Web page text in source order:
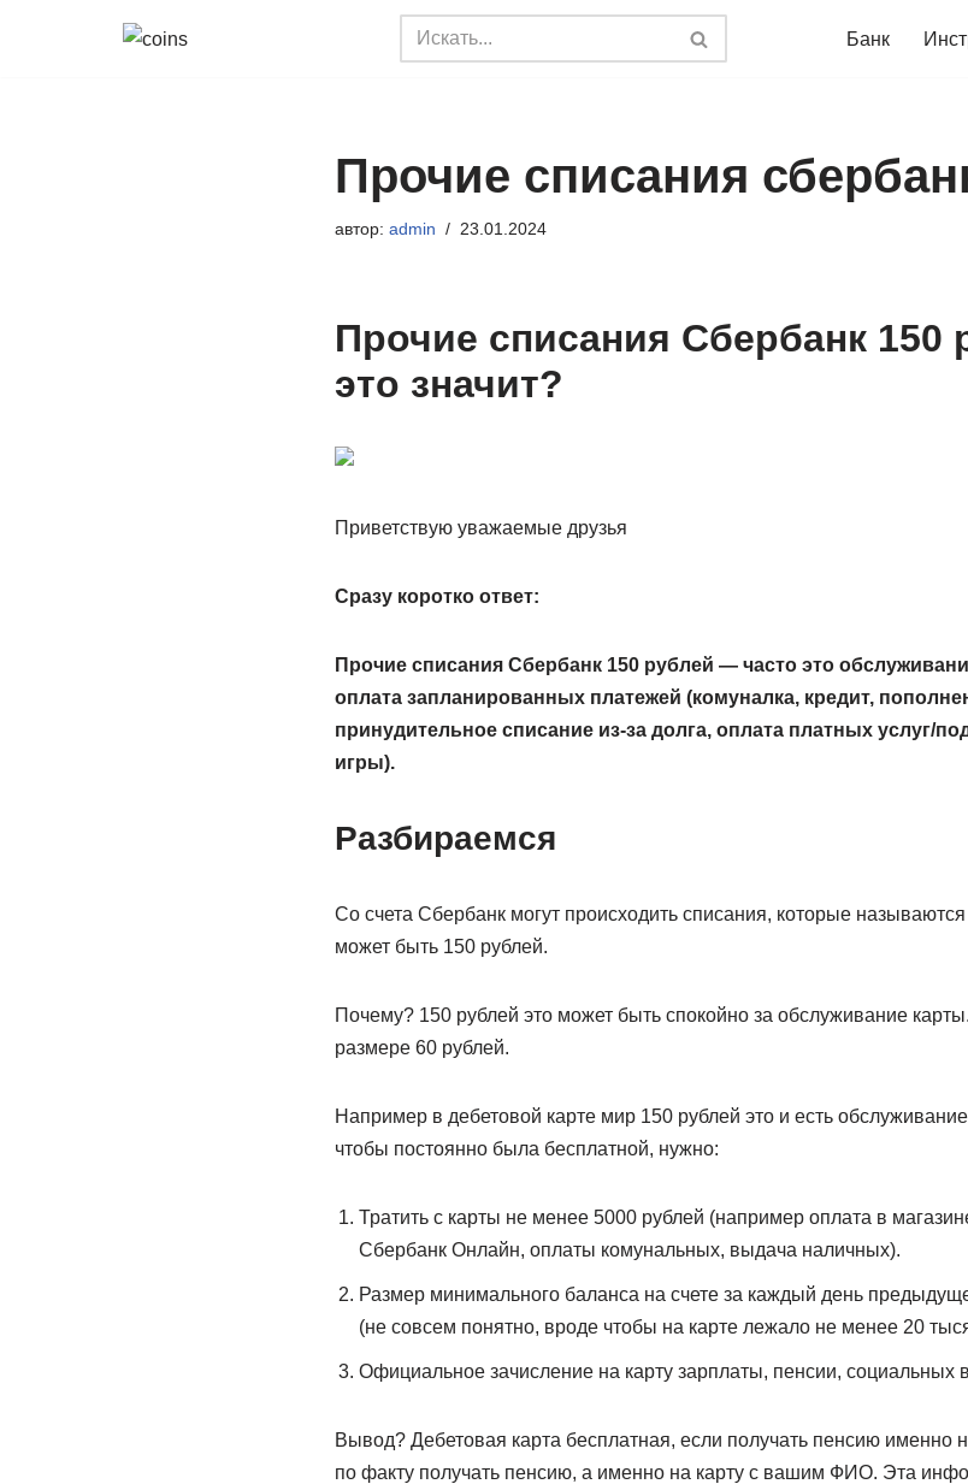
Банк
Прочие списания
автор: admin 23.01.2024
Прочие списания Сбербанк 150
это значит?
Приветствую уважаемые друзья
Сразу коротко ответ:
Прочие списания Сбербанк 150 рублей — часто это
оплата запланированных платежей (комуналка, кредит,
принудительное списание из-за долга, оплата платных услуг/
игры).
Разбираемся
Со счета Сбербанк могут происходить списания, которые
может быть 150 рублей.
Почему? 150 рублей это может быть спокойно за обслуживание
размере 60 рублей.
Например в дебетовой карте мир 150 рублей это и есть
чтобы постоянно была бесплатной, нужно:
Тратить с карты не менее 5000 рублей (например оплата в
Сбербанк Онлайн, оплаты комунальных, выдача наличных).
Размер минимального баланса на счете за каждый день
(не совсем понятно, вроде чтобы на карте лежало не менее 20
Официальное зачисление на карту зарплаты, пенсии, социальных
Вывод? Дебетовая карта бесплатная, если получать пенсию именно
по факту получать пенсию, а именно на карту с вашим ФИО. Эта